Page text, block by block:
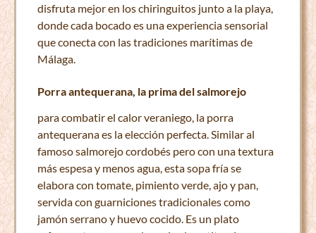
disfruta mejor en los chiringuitos junto a la playa,
donde cada bocado es una experiencia sensorial
que conecta con las tradiciones marítimas de
Málaga.
Porra antequerana, la prima del salmorejo
para combatir el calor veraniego, la porra
antequerana es la elección perfecta. Similar al
famoso salmorejo cordobés pero con una textura
más espesa y menos agua, esta sopa fría se
elabora con tomate, pimiento verde, ajo y pan,
servida con guarniciones tradicionales como
jamón serrano y huevo cocido. Es un plato